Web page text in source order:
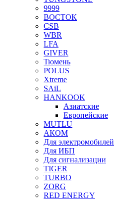
9999
ВОСТОК
CSB
WBR
LFA
GIVER
Тюмень
POLUS
Xtreme
SAiL
HANKOOK
Азиатские
Европейские
MUTLU
АКОМ
Для электромобилей
Для ИБП
Для сигнализации
TIGER
TURBO
ZORG
RED ENERGY